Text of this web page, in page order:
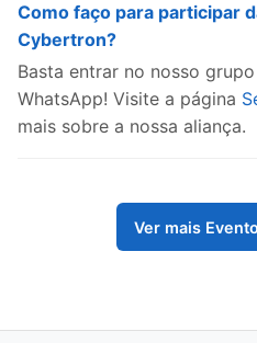
Como faço para participar
Cybertron?
Basta entrar no nosso
WhatsApp! Visite a página
mais sobre a nossa aliança.
Ver mais